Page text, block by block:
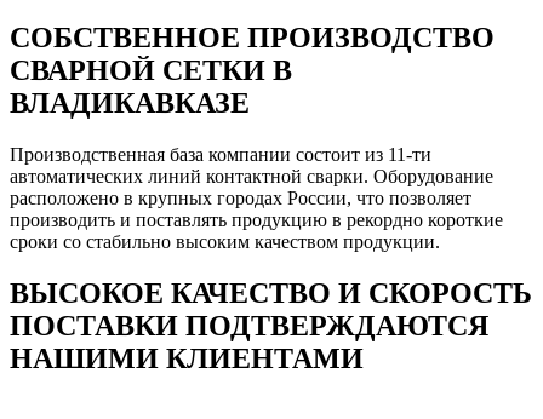
СОБСТВЕННОЕ ПРОИЗВОДСТВО
СВАРНОЙ СЕТКИ В
ВЛАДИКАВКАЗЕ
Производственная база компании состоит из 11-ти
автоматических линий контактной сварки. Оборудование
расположено в крупных городах России, что позволяет
производить и поставлять продукцию в рекордно короткие
сроки со стабильно высоким качеством продукции.
ВЫСОКОЕ КАЧЕСТВО И СКОРОСТЬ
ПОСТАВКИ ПОДТВЕРЖДАЮТСЯ
НАШИМИ КЛИЕНТАМИ